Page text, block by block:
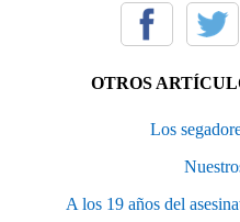
OTROS
Los
A los 19 años del